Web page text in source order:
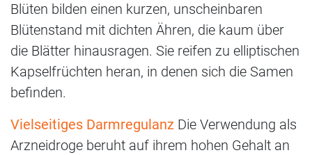
Blüten bilden einen kurzen, unscheinbaren
Blütenstand mit dichten Ähren, die kaum über
die Blätter hinausragen. Sie reifen zu elliptischen
Kapselfrüchten heran, in denen sich die Samen
befinden.
Vielseitiges Darmregulanz Die Verwendung als
Arzneidroge beruht auf ihrem hohen Gehalt an